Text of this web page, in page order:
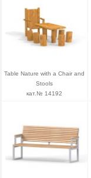
Table Nature with a Chair and
Stools
кат.№ 14192